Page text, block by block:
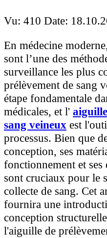
Vu: 410 Date:
En médecine
sont l’une des
surveillance les plus
prélèvement de sang
étape fondamentale
médicales, et l'
sang veineux est
processus. Bien que
conception, ses
fonctionnement et
sont cruciaux pour le
collecte de sang. Cet
fournira une
conception
l'aiguille de